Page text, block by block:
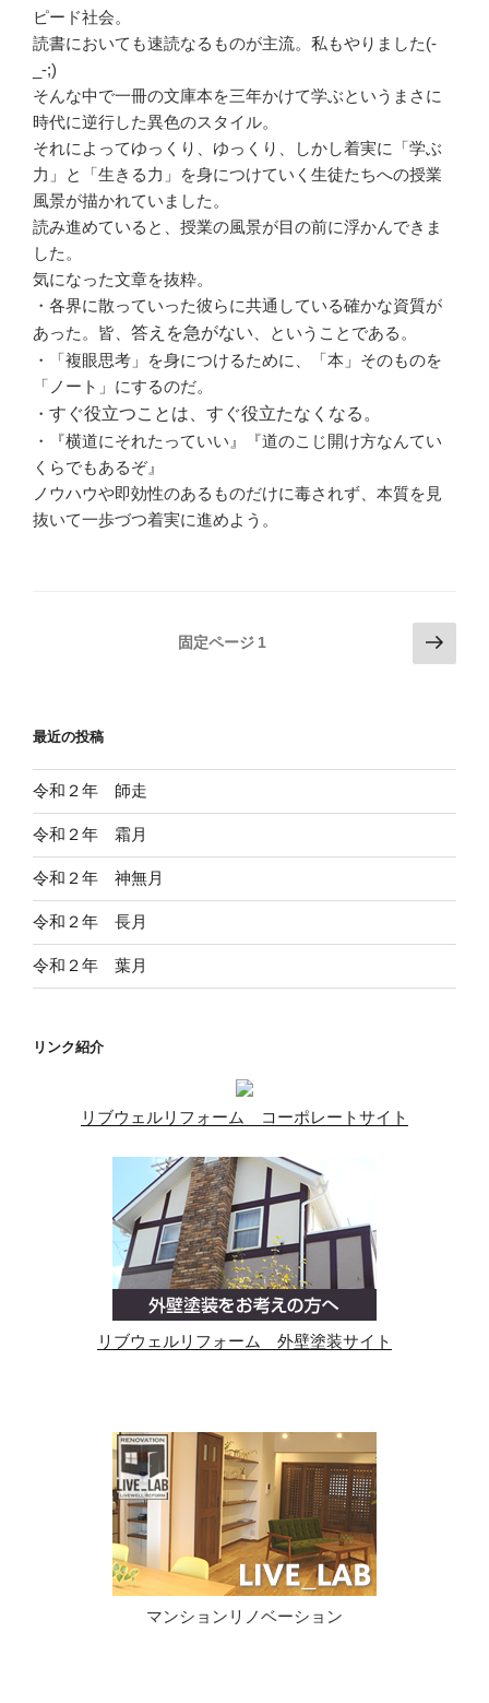
ピード社会。
読書においても速読なるものが主流。私もやりました(-
_-;)
そんな中で一冊の文庫本を三年かけて学ぶというまさに
時代に逆行した異色のスタイル。
それによってゆっくり、ゆっくり、しかし着実に「学ぶ
力」と「生きる力」を身につけていく生徒たちへの授業
風景が描かれていました。
読み進めていると、授業の風景が目の前に浮かんできま
した。
気になった文章を抜粋。
・各界に散っていった彼らに共通している確かな資質が
あった。皆、 答えを急がない 、ということである。
・「複眼思考」を身につけるために、「本」そのものを
「ノート」にするのだ。
・ すぐ役立つことは、すぐ役立たなくなる。
・『横道にそれたっていい』『道のこじ開け方なんてい
くらでもあるぞ』
ノウハウや即効性のあるものだけに毒されず、本質を見
抜いて一歩づつ着実に進めよう。
ペ
ジ
送
り
固定ページ 1
次
の
最近の投稿
令和２年 師走
令和２年 霜月
令和２年 神無月
令和２年 長月
令和２年 葉月
リンク紹介
リブウェルリフォーム コーポレートサイト
リブウェルリフォーム 外壁塗装サイト
マンションリノベーション